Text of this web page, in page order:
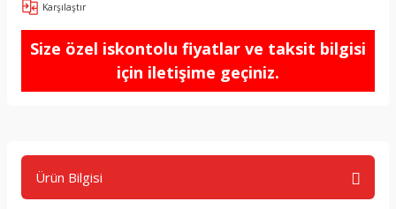
Karşılaştır
Size özel iskontolu fiyatlar ve taksit bilgisi
için iletişime geçiniz.
Ürün Bilgisi